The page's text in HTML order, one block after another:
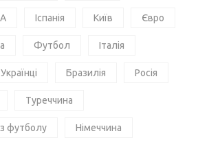
Іспанія Київ Євро
Футбол Італія
Українці Бразилія Росія
Туреччина
з футболу Німеччина